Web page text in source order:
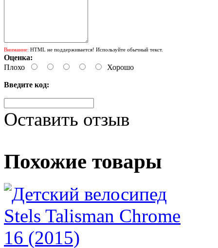
Внимание: HTML не поддерживается! Используйте обычный текст.
Оценка:
Плохо
Хорошо
Введите код:
Оставить отзыв
Похожие товары